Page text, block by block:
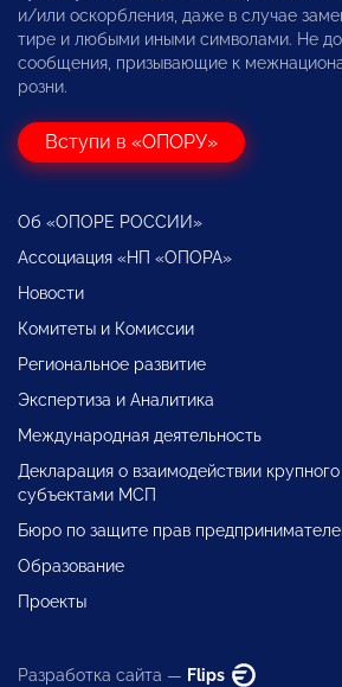
и/или оскорбления, даже в случае
тире и любыми иными символами. Не
сообщения, призывающие к
розни.
Вступи в «ОПОРУ»
Об «ОПОРЕ РОССИИ»
Ассоциация «НП «ОПОРА»
Новости
Комитеты и Комиссии
Региональное развитие
Экспертиза и Аналитика
Международная деятельность
Декларация о взаимодействии
субъектами МСП
Бюро по защите прав
Образование
Проекты
Разработка сайта — Flips